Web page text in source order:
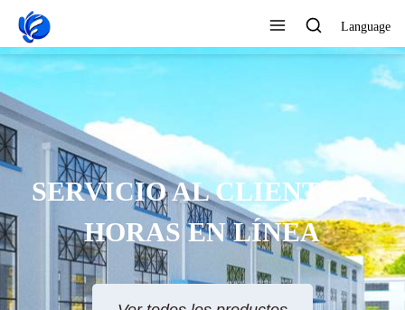
Language
SERVICIO AL CLIENTE 24
HORAS EN LÍNEA